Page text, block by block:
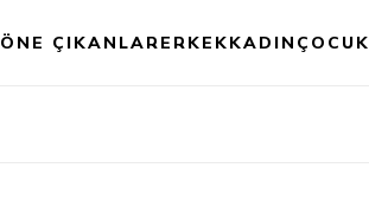
ÖNE ÇIKANLAR ERKEKKADIN ÇOCUK